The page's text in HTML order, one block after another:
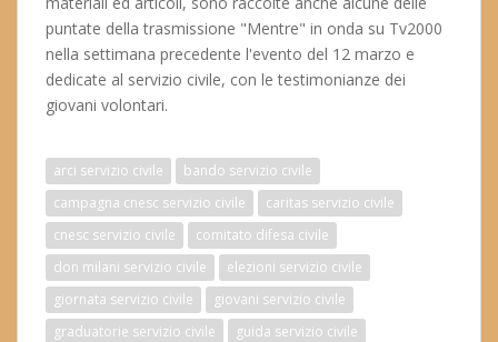
puntate della trasmissione "Mentre" in onda su Tv2000
nella settimana precedente l'evento del 12 marzo e
dedicate al servizio civile, con le testimonianze dei
giovani volontari.
arci servizio civile
bando servizio civile
campagna cnesc servizio civile
caritas servizio civile
cnesc servizio civile
comitato difesa civile
don milani servizio civile
elezioni servizio civile
giornata servizio civile
giovani servizio civile
graduatorie servizio civile
guida servizio civile